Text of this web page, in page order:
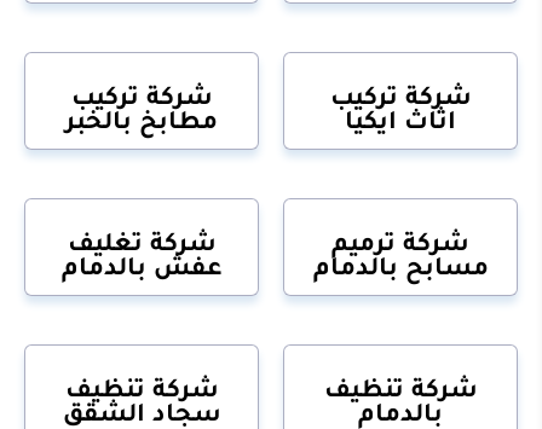
شركة تركيب
اثاث ايكيا
شركة تركيب
مطابخ بالخبر
شركة ترميم
مسابح بالدمام
شركة تغليف
عفش بالدمام
شركة تنظيف
بالدمام
شركة تنظيف
سجاد الشقق